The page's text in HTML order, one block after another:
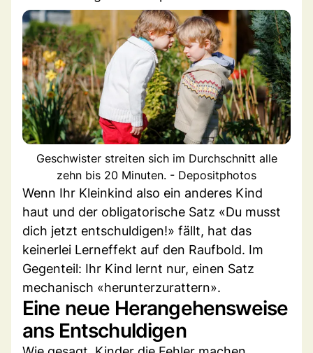
Geschwister streiten sich im Durchschnitt alle
zehn bis 20 Minuten. - Depositphotos
Wenn Ihr Kleinkind also ein anderes Kind
haut und der obligatorische Satz «Du musst
dich jetzt entschuldigen!» fällt, hat das
keinerlei Lerneffekt auf den Raufbold. Im
Gegenteil: Ihr Kind lernt nur, einen Satz
mechanisch «herunterzurattern».
Eine neue Herangehensweise
ans Entschuldigen